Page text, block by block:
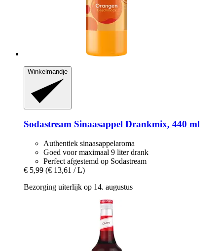
Winkelmandje
Sodastream Sinaasappel Drankmix, 440 ml
Authentiek sinaasappelaroma
Goed voor maximaal 9 liter drank
Perfect afgestemd op Sodastream
€ 5,99 (€ 13,61 / L)
Bezorging uiterlijk op 14. augustus